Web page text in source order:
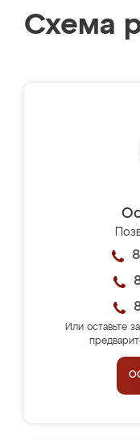
Схема
Или оставьте